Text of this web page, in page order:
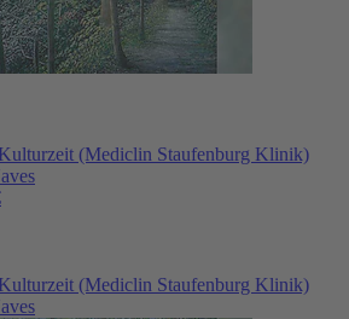
(Mediclin Staufenburg Klinik)
(Mediclin Staufenburg Klinik)